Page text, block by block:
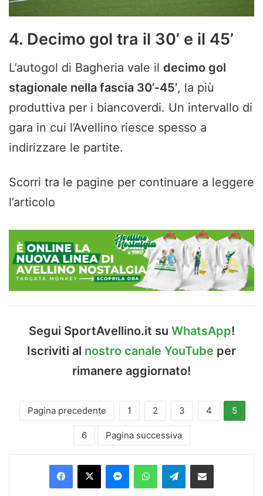
4. Decimo gol tra il 30’ e il 45’
L’autogol di Bagheria vale il decimo gol
stagionale nella fascia 30’‑45’, la più
produttiva per i biancoverdi. Un intervallo di
gara in cui l’Avellino riesce spesso a
indirizzare le partite.
Scorri tra le pagine per continuare a leggere
l’articolo
Segui SportAvellino.it su WhatsApp!
Iscriviti al nostro canale YouTube per
rimanere aggiornato!
Pagina precedente 1 2 3 4 5
6 Pagina successiva
Facebook
X MessengerWhatsAppTelegramCondividi via Email